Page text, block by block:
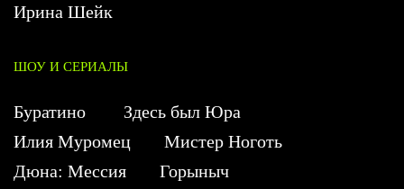
Ирина Шейк
ШОУ И СЕРИАЛЫ
Буратино
Здесь был Юра
Илия Муромец
Мистер Ноготь
Дюна: Мессия
Горыныч